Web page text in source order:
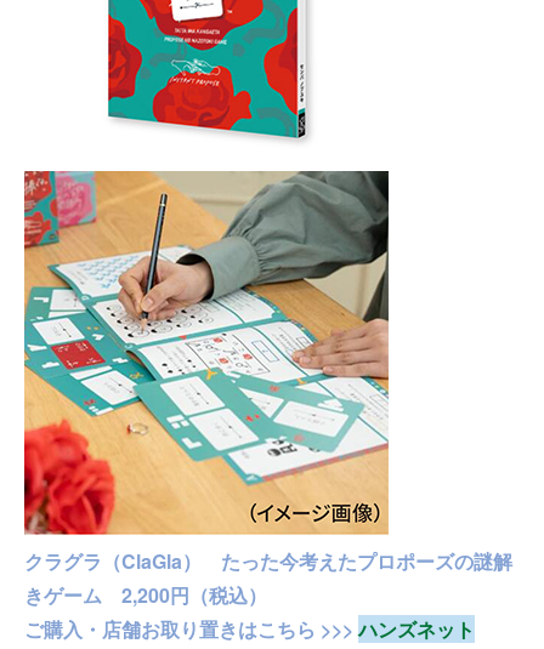
クラグラ（ClaGla） たった今考えたプロポーズの謎解
きゲーム 2,200円（税込）
ご購入・店舗お取り置きはこちら >>>ハンズネット